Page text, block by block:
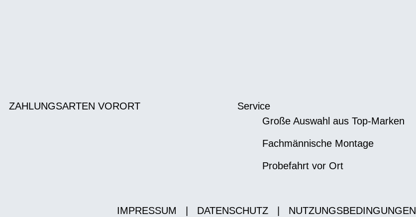
ZAHLUNGSARTEN VORORT
Service
Große Auswahl aus Top-Marken
Fachmännische Montage
Probefahrt vor Ort
IMPRESSUM DATENSCHUTZ NUTZUNGSBEDINGUNGEN